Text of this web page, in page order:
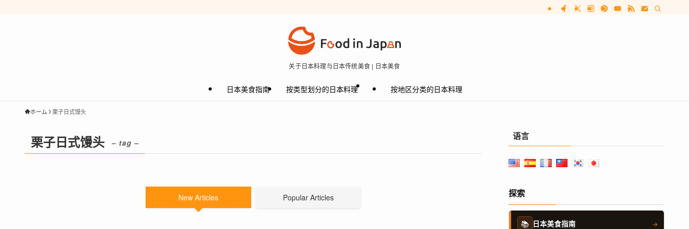
关于日本料理与日本传统美食 | 日本美食
日本美食指南 按类型划分的日本料理 按地区分类的日本料理
ホーム 栗子日式馒头
栗子日式馒头 – tag –
New Articles Popular Articles
语言
探索
📚 日本美食指南 →